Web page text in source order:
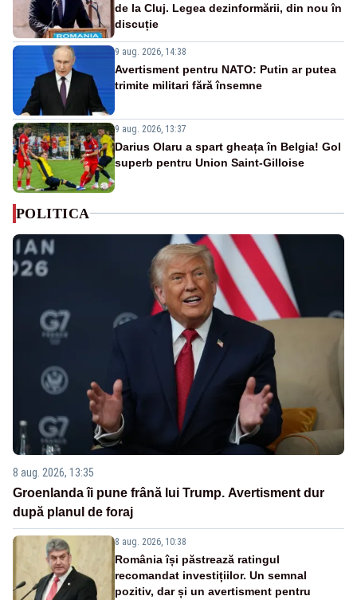
de la Cluj. Legea dezinformării, din nou în
discuție
9 aug. 2026, 14:38
Avertisment pentru NATO: Putin ar putea
trimite militari fără însemne
9 aug. 2026, 13:37
Darius Olaru a spart gheața în Belgia! Gol
superb pentru Union Saint-Gilloise
POLITICA
8 aug. 2026, 13:35
Groenlanda îi pune frână lui Trump. Avertisment dur
după planul de foraj
8 aug. 2026, 10:38
România își păstrează ratingul
recomandat investițiilor. Un semnal
pozitiv, dar și un avertisment pentru